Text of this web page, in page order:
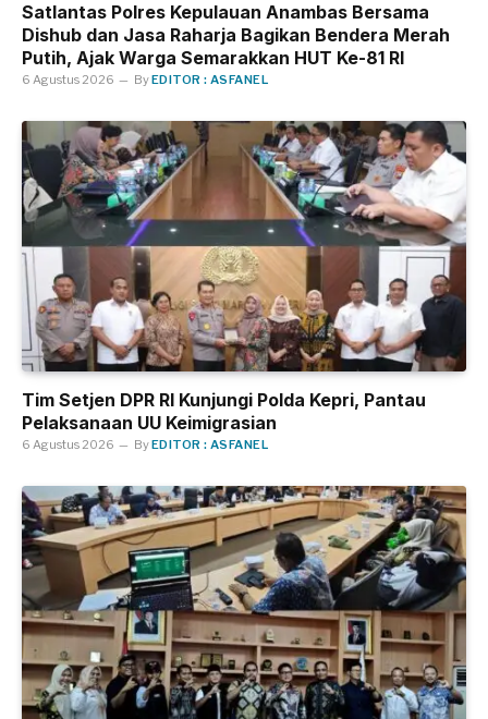
Satlantas Polres Kepulauan Anambas Bersama
Dishub dan Jasa Raharja Bagikan Bendera Merah
Putih, Ajak Warga Semarakkan HUT Ke-81 RI
6 Agustus 2026 ByEDITOR : ASFANEL
Tim Setjen DPR RI Kunjungi Polda Kepri, Pantau
Pelaksanaan UU Keimigrasian
6 Agustus 2026 ByEDITOR : ASFANEL